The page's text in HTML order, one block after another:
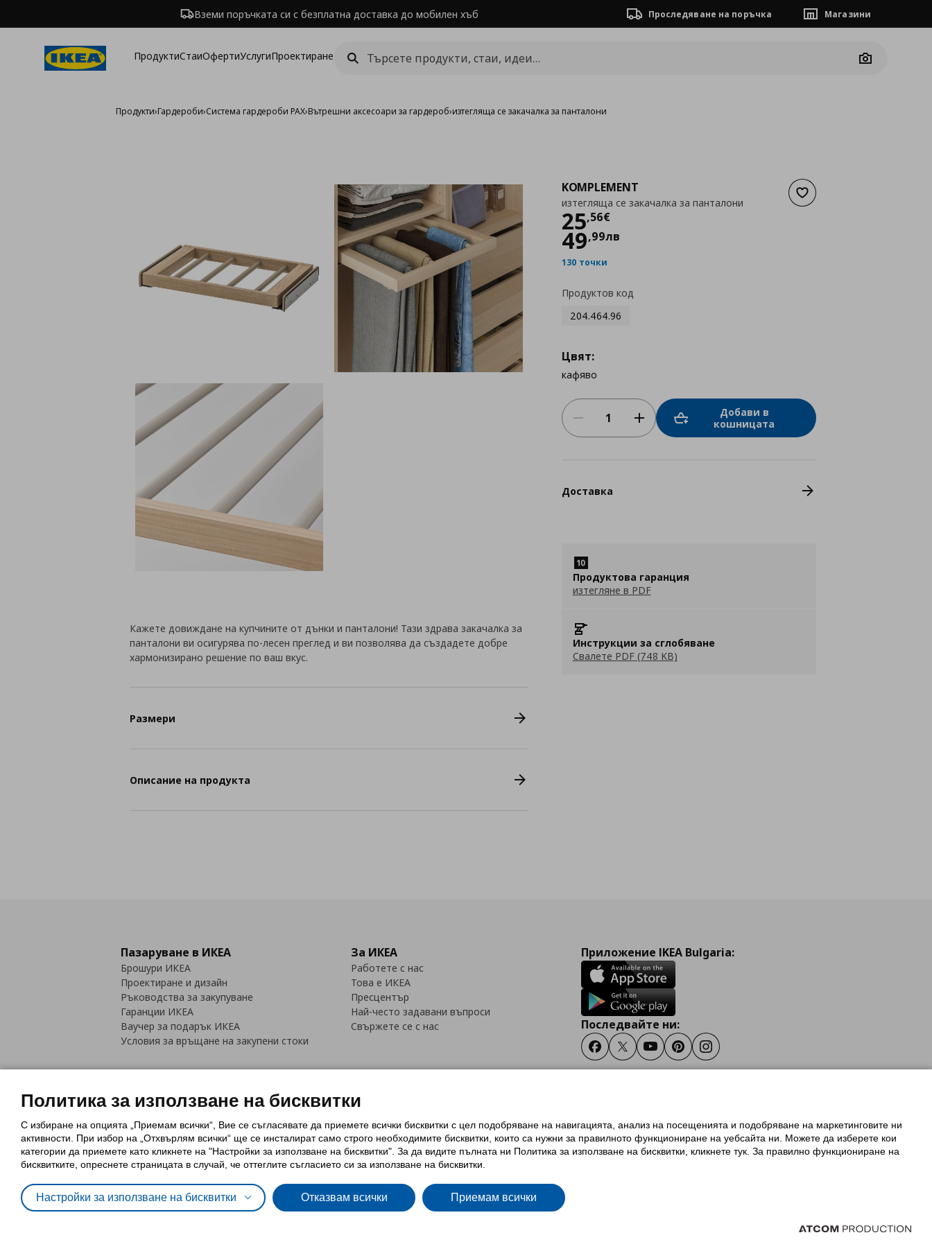
Вземи поръчката си с безплатна доставка до мобилен хъб Проследяване на поръчка Магазини
ПродуктиСтаиОфертиУслугиПроектиране
Camera
Продукти›Гардероби›Система гардероби PAX›Вътрешни аксесоари за гардероб›изтегляща се закачалка за панталони
Добави към списъка с
KOMPLEMENT
изтегляща се закачалка за панталони
25,56€
Цена
49,99лв
130 точки
Продуктов код
204.464.96
Цвят:
кафяво
Добави в
кошницата
Доставка
Продуктова гаранция
изтегляне в PDF
Инструкции за сглобяване
Свалете PDF (748 KB)
Кажете довиждане на купчините от дънки и панталони! Тази здрава закачалка за
панталони ви осигурява по-лесен преглед и ви позволява да създадете добре
хармонизирано решение по ваш вкус.
Размери
Описание на продукта
Пазаруване в ИКЕА
Брошури ИКЕА
Проектиране и дизайн
Ръководства за закупуване
Гаранции ИКЕА
Ваучер за подарък ИКЕА
Условия за връщане на закупени стоки
За ИКЕА
Работете с нас
Това е ИКЕА
Пресцентър
Най-често задавани въпроси
Свържете се с нас
Приложение IKEA Bulgaria:
Последвайте ни:
FacebookTwitterYoutubePinterestInstagram
Политика за използване на бисквитки (Cookies)Избор на настройки за използване на бисквиткиУсловия за ползване на ikea.bg
Обща политика за личните данни
Политика за защита на личните данни на ikea.bg
Общи условия на програма IKEA Family
Политика за защита на лични данни на програма IKEA Family
Политика за използване на бисквитки
С избиране на опцията „Приемам всички“, Вие се съгласявате да приемете всички бисквитки с цел подобряване на навигацията, анализ на посещенията и подобряване на маркетинговите ни
активности. При избор на „Отхвърлям всички“ ще се инсталират само строго необходимитe бисквитки, които са нужни за правилното функциониране на уебсайта ни. Можете да изберете кои
категории да приемете като кликнете на "Настройки за използване на бисквитки". За да видите пълната ни Политика за използване на бисквитки, кликнете тук. За правилно функциониране на
бисквитките, опреснете страницата в случай, че оттеглите съгласието си за използване на бисквитки.
Настройки за използване на бисквитки Отказвам всички Приемам всички